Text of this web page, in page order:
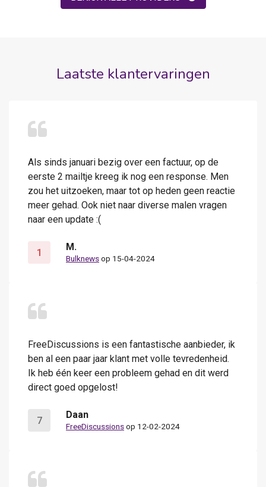
Laatste klantervaringen
Als sinds januari bezig over een factuur, op de
eerste 2 mailtje kreeg ik nog een response. Men
zou het uitzoeken, maar tot op heden geen reactie
meer gehad. Ook niet naar diverse malen vragen
naar een update :(
1
M.
Bulknewsop 15-04-2024
FreeDiscussions is een fantastische aanbieder, ik
ben al een paar jaar klant met volle tevredenheid.
Ik heb één keer een probleem gehad en dit werd
direct goed opgelost!
7
Daan
FreeDiscussionsop 12-02-2024